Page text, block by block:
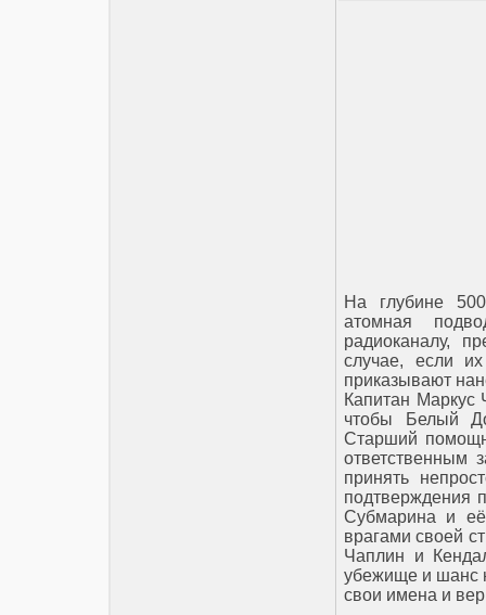
На глубине
атомная
радиоканалу,
случае, если
приказывают
Капитан Маркус
чтобы Белый
Старший
ответственным
принять
подтверждения
Субмарина и
врагами своей
Чаплин и
убежище и шанс
свои имена и